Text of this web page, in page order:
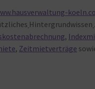
Hintergrundwissen
,
, Zeitmietverträge